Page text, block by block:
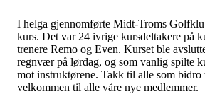
I helga gjennomførte Midt-Troms
kurs. Det var 24 ivrige kursdeltakere på
trenere Remo og Even. Kurset ble
regnvær på lørdag, og som vanlig spilte
mot instruktørene. Takk til alle som
velkommen til alle våre nye medlemmer.